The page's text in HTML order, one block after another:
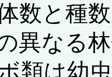
数と種
異なる
類は幼